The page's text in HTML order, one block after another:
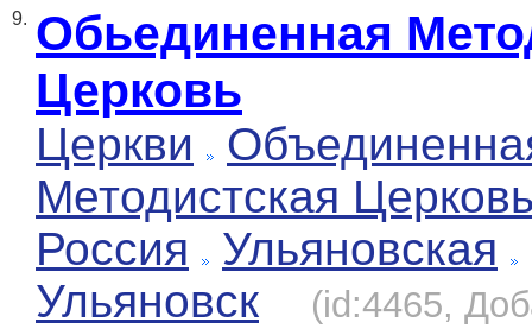
9. Обьединенная
Церковь
Церкви
Методистская
Россия
Ульяновская
Ульяновск
(id:4465,